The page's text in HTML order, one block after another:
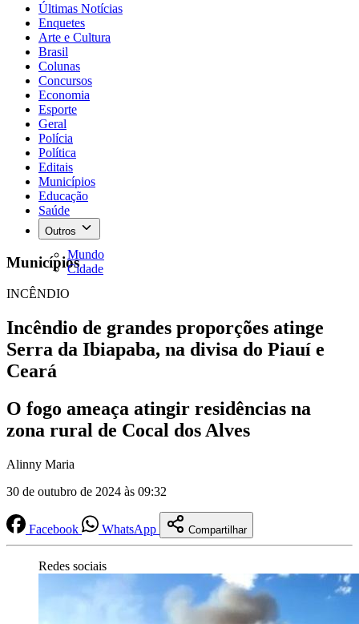
Últimas Notícias
Enquetes
Arte e Cultura
Brasil
Colunas
Concursos
Economia
Esporte
Geral
Polícia
Política
Editais
Municípios
Educação
Saúde
Outros
Mundo
Cidade
Municípios
INCÊNDIO
Incêndio de grandes proporções atinge
Serra da Ibiapaba, na divisa do Piauí e
Ceará
O fogo ameaça atingir residências na
zona rural de Cocal dos Alves
Alinny Maria
30 de outubro de 2024 às 09:32
Facebook WhatsApp Compartilhar
Redes sociais